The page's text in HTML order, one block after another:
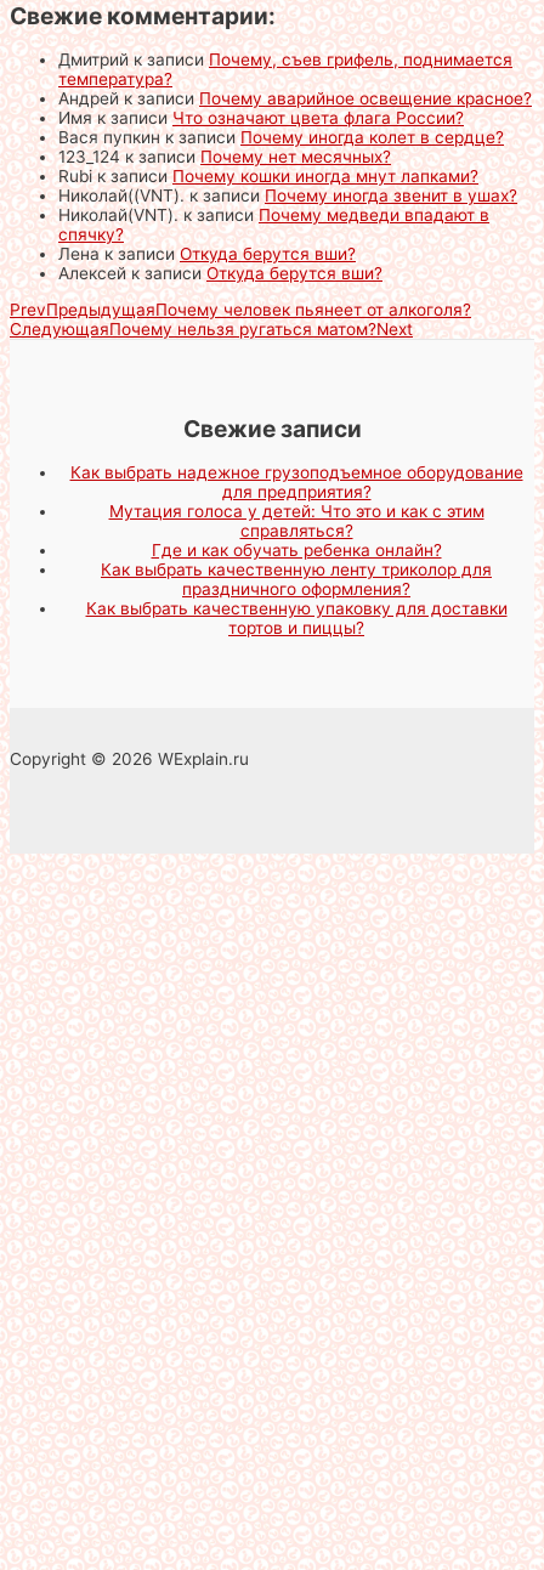
Свежие комментарии:
Дмитрийк записиПочему, съев грифель, поднимается
температура?
Андрейк записиПочему аварийное освещение красное?
Имяк записиЧто означают цвета флага России?
Вася пупкинк записиПочему иногда колет в сердце?
123_124к записиПочему нет месячных?
Rubiк записиПочему кошки иногда мнут лапками?
Николай((VNT).к записиПочему иногда звенит в ушах?
Николай(VNT).к записиПочему медведи впадают в
спячку?
Ленак записиОткуда берутся вши?
Алексейк записиОткуда берутся вши?
PrevПредыдущаяПочему человек пьянеет от алкоголя?
СледующаяПочему нельзя ругаться матом?Next
Свежие записи
Как выбрать надежное грузоподъемное оборудование
для предприятия?
Мутация голоса у детей: Что это и как с этим
справляться?
Где и как обучать ребенка онлайн?
Как выбрать качественную ленту триколор для
праздничного оформления?
Как выбрать качественную упаковку для доставки
тортов и пиццы?
Copyright © 2026 WExplain.ru